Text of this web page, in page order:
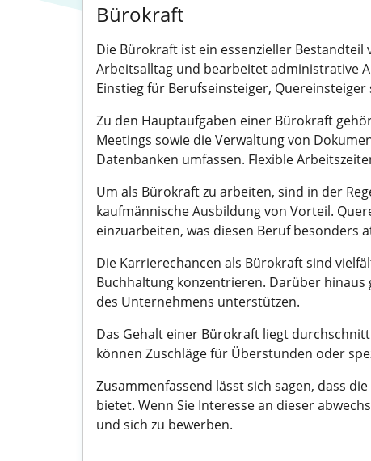
Bürokraft
Die Bürokraft ist ein essenzieller
Arbeitsalltag und bearbeitet administrative
Einstieg für Berufseinsteiger,
Zu den Hauptaufgaben einer Bürokraft
Meetings sowie die Verwaltung von
Datenbanken umfassen. Flexible
Um als Bürokraft zu arbeiten, sind in der
kaufmännische Ausbildung von Vorteil.
einzuarbeiten, was diesen Beruf besonders
Die Karrierechancen als Bürokraft sind
Buchhaltung konzentrieren. Darüber
des Unternehmens unterstützen.
Das Gehalt einer Bürokraft liegt
können Zuschläge für Überstunden oder
Zusammenfassend lässt sich sagen, dass
bietet. Wenn Sie Interesse an dieser
und sich zu bewerben.